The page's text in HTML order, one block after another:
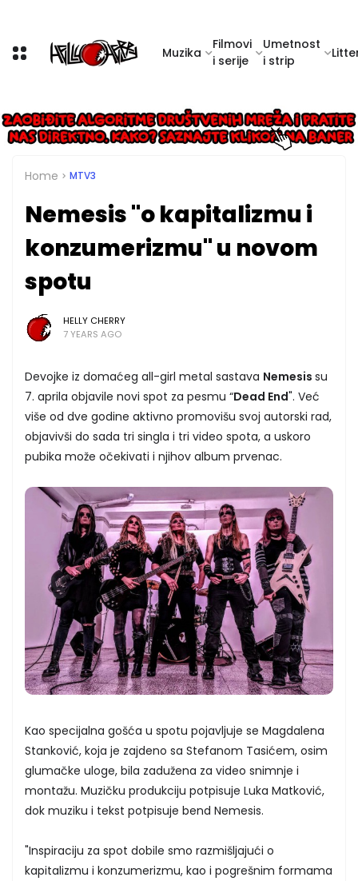
Muzika
Filmovi
i serije
Umetnost
i strip
Home MTV3
Nemesis "o kapitalizmu i
konzumerizmu" u novom
spotu
HELLY CHERRY
7 YEARS AGO
Devojke iz domaćeg all-girl metal sastava Nemesis su
7. aprila objavile novi spot za pesmu “Dead End". Već
više od dve godine aktivno promovišu svoj autorski rad,
objavivši do sada tri singla i tri video spota, a uskoro
pubika može očekivati i njihov album prvenac.
Kao specijalna gošća u spotu pojavljuje se Magdalena
Stanković, koja je zajdeno sa Stefanom Tasićem, osim
glumačke uloge, bila zadužena za video snimnje i
montažu. Muzičku produkciju potpisuje Luka Matković,
dok muziku i tekst potpisuje bend Nemesis.
"Inspiraciju za spot dobile smo razmišljajući o
kapitalizmu i konzumerizmu, kao i pogrešnim formama